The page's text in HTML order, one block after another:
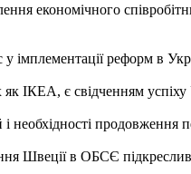
економічного
імплементації реформ в
ІКЕА, є свідченням
продовження
Швеції в ОБСЄ підкреслив,